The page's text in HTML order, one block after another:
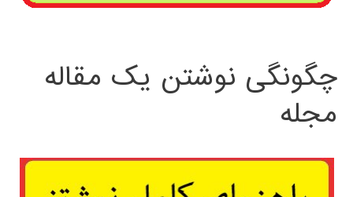
چگونگی نوشتن یک مقاله
مجله